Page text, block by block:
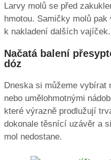
Larvy molů se před
hmotou. Samičky molů
k nakladení dalších vajíček.
Načatá balení
dóz
Dneska si můžeme vybírat
nebo umělohmotnými
které výrazně prodlužují
dokonale těsnící uzávěr a
mol nedostane.